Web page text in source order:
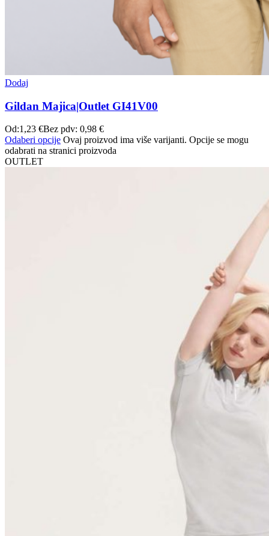
Dodaj
Gildan Majica|Outlet GI41V00
Od:1,23 €Bez pdv: 0,98 €
Odaberi opcije Ovaj proizvod ima više varijanti. Opcije se mogu
odabrati na stranici proizvoda
OUTLET